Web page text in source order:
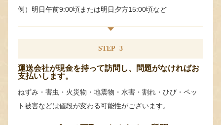
例）明日午前9:00頃または明日夕方15:00頃など
STEP 3
運送会社が現金を持って訪問し、問題がなければお
支払いします。
ねずみ・害虫・火災物・地震物・水害・割れ・ひび・ペッ
ト被害などは値段が変わる可能性がございます。